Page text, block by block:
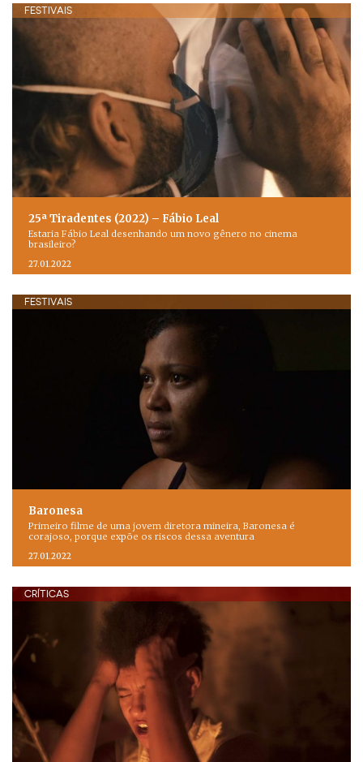
FESTIVAIS
25ª Tiradentes (2022) – Fábio Leal
Estaria Fábio Leal desenhando um novo gênero no cinema
brasileiro?
27.01.2022
FESTIVAIS
Baronesa
Primeiro filme de uma jovem diretora mineira, Baronesa é
corajoso, porque expõe os riscos dessa aventura
27.01.2022
CRÍTICAS